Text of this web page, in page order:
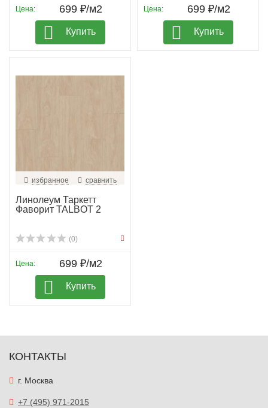
Цена: 699 ₽/м2
Купить
Цена: 699 ₽/м2
Купить
избранное сравнить
Линолеум Таркетт
Фаворит TALBOT 2
(0)
Цена: 699 ₽/м2
Купить
КОНТАКТЫ
г. Москва
+7 (495) 971-2015